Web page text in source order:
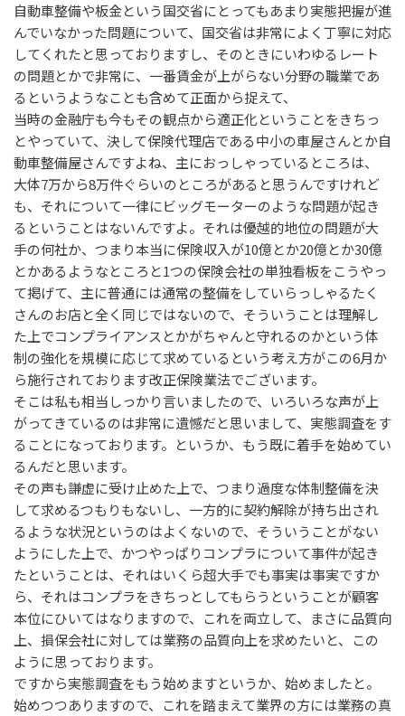
自動車整備や板金という国交省にとってもあまり実態把握が進
んでいなかった問題について、国交省は非常によく丁寧に対応
してくれたと思っておりますし、そのときにいわゆるレート
の問題とかで非常に、一番賃金が上がらない分野の職業であ
るというようなことも含めて正面から捉えて、
当時の金融庁も今もその観点から適正化ということをきちっ
とやっていて、決して保険代理店である中小の車屋さんとか自
動車整備屋さんですよね、主におっしゃっているところは、
大体7万から8万件ぐらいのところがあると思うんですけれど
も、それについて一律にビッグモーターのような問題が起き
るということはないんですよ。それは優越的地位の問題が大
手の何社か、つまり本当に保険収入が10億とか20億とか30億
とかあるようなところと1つの保険会社の単独看板をこうやっ
て掲げて、主に普通には通常の整備をしていらっしゃるたく
さんのお店と全く同じではないので、そういうことは理解し
た上でコンプライアンスとかがちゃんと守れるのかという体
制の強化を規模に応じて求めているという考え方がこの6月か
ら施行されております改正保険業法でございます。
そこは私も相当しっかり言いましたので、いろいろな声が上
がってきているのは非常に遺憾だと思いまして、実態調査をす
ることになっております。というか、もう既に着手を始めてい
るんだと思います。
その声も謙虚に受け止めた上で、つまり過度な体制整備を決
して求めるつもりもないし、一方的に契約解除が持ち出され
るような状況というのはよくないので、そういうことがない
ようにした上で、かつやっぱりコンプラについて事件が起き
たということは、それはいくら超大手でも事実は事実ですか
ら、それはコンプラをきちっとしてもらうということが顧客
本位にひいてはなりますので、これを両立して、まさに品質向
上、損保会社に対しては業務の品質向上を求めたいと、この
ように思っております。
ですから実態調査をもう始めますというか、始めましたと。
始めつつありますので、これを踏まえて業界の方には業務の真